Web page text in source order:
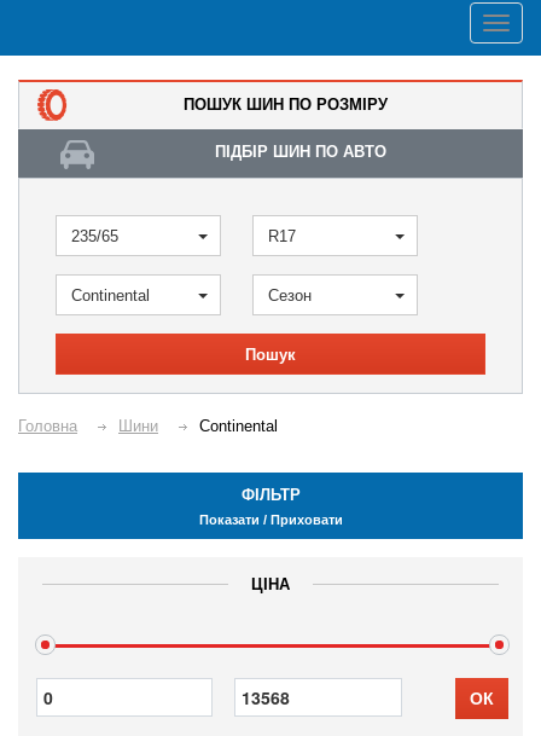
ПОШУК ШИН ПО РОЗМІРУ
ПІДБІР ШИН ПО АВТО
235/65 R17
Continental Сезон
Пошук
Головна Шини Continental
ФІЛЬТР
Показати / Приховати
ЦІНА
ОК